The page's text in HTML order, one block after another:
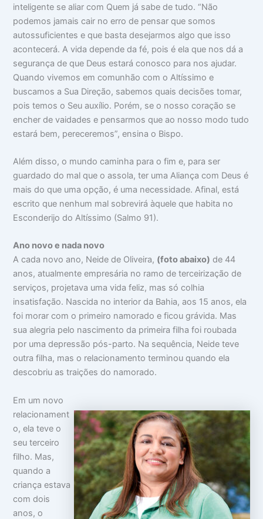
inteligente se aliar com Quem já sabe de tudo. “Não
podemos jamais cair no erro de pensar que somos
autossuficientes e que basta desejarmos algo que isso
acontecerá. A vida depende da fé, pois é ela que nos dá a
segurança de que Deus estará conosco para nos ajudar.
Quando vivemos em comunhão com o Altíssimo e
buscamos a Sua Direção, sabemos quais decisões tomar,
pois temos o Seu auxílio. Porém, se o nosso coração se
encher de vaidades e pensarmos que ao nosso modo tudo
estará bem, pereceremos”, ensina o Bispo.
Além disso, o mundo caminha para o fim e, para ser
guardado do mal que o assola, ter uma Aliança com Deus é
mais do que uma opção, é uma necessidade. Afinal, está
escrito que nenhum mal sobrevirá àquele que habita no
Esconderijo do Altíssimo (Salmo 91).
Ano novo e nada novo
A cada novo ano, Neide de Oliveira, (foto abaixo) de 44
anos, atualmente empresária no ramo de terceirização de
serviços, projetava uma vida feliz, mas só colhia
insatisfação. Nascida no interior da Bahia, aos 15 anos, ela
foi morar com o primeiro namorado e ficou grávida. Mas
sua alegria pelo nascimento da primeira filha foi roubada
por uma depressão pós-parto. Na sequência, Neide teve
outra filha, mas o relacionamento terminou quando ela
descobriu as traições do namorado.
Em um novo
relacionament
o, ela teve o
seu terceiro
filho. Mas,
quando a
criança estava
com dois
anos, o